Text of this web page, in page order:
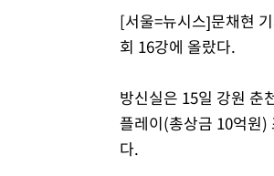
[서울=뉴시스]문채현
회 16강에 올랐다.
방신실은 15일 강원 춘
플레이(총상금 10억원)
다.